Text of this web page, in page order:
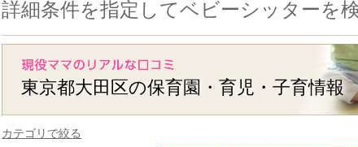
詳細条件を指定してベビーシッターを
東京都大田区の保育園・育児・子育情報
カテゴリで絞る